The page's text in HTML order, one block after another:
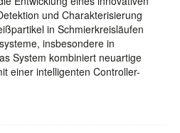
und Charakterisierung
in Schmierkreisläufen
insbesondere in
System kombiniert neuartige
einer intelligenten Controller-